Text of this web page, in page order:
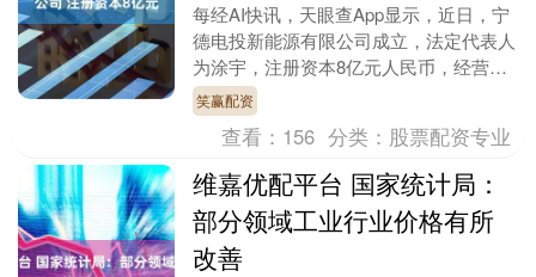
每经AI快讯，天眼查App显示，近日，宁
德电投新能源有限公司成立，法定代表人
为涂宇，注册资本8亿元人民币，经营范
围包括以自有资金从事投资活动、风力发
电技术服务、....
笑赢配资
查看： 156 分类： 股票配资专业
维嘉优配平台 国家统计局：
部分领域工业行业价格有所
改善